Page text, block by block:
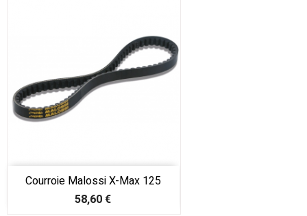
Courroie Malossi X-Max 125
Prix
58,60 €